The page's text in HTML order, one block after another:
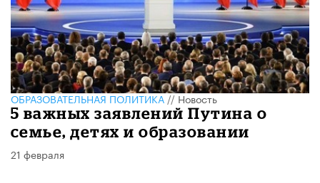
ОБРАЗОВАТЕЛЬНАЯ ПОЛИТИКА//Новость
​5 важных заявлений Путина о
семье, детях и образовании
21 февраля